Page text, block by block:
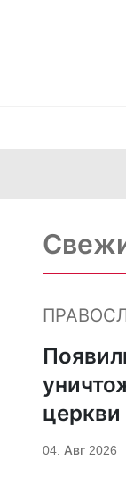
церкви
04. Авг 2026